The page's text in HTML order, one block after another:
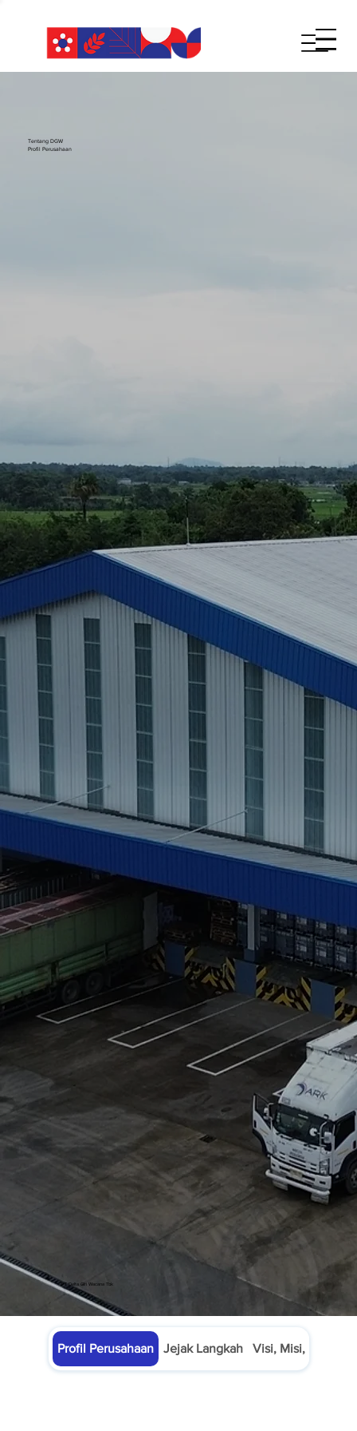
Tentang DGW
Profil Perusahaan
PT Delta Giri Wacana Tbk
Profil Perusahaan Jejak Langkah Visi, Misi, Budaya